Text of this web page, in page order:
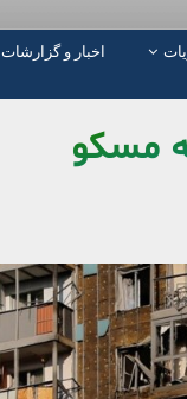
اخبار و گزارشات
مسکو